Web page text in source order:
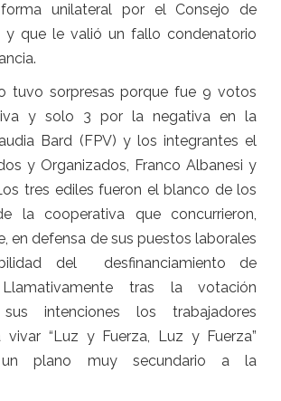
unilateral por el Consejo de
y que le valió un fallo condenatorio
tuvo sorpresas porque fue 9 votos
y solo 3 por la negativa en la
Bard (FPV) y los integrantes el
y Organizados, Franco Albanesi y
tres ediles fueron el blanco de los
la cooperativa que concurrieron,
en defensa de sus puestos laborales
del desfinanciamiento de
tras la votación
intenciones los trabajadores
vivar “Luz y Fuerza, Luz y Fuerza”
plano muy secundario a la